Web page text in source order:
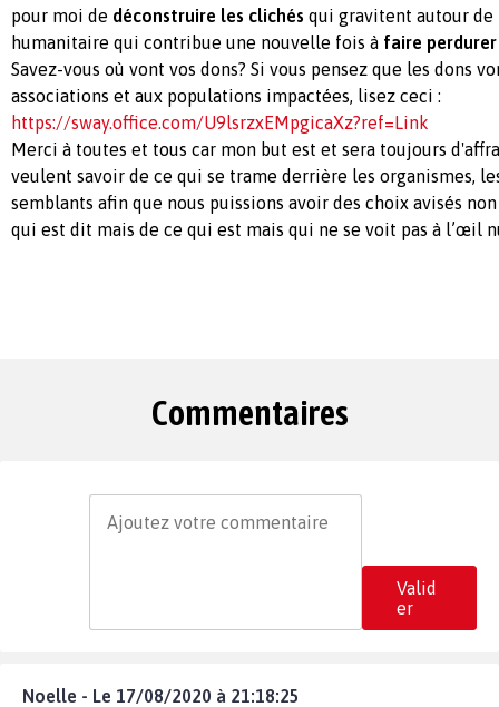
pour moi de déconstruire les clichés qui gravitent autour
humanitaire qui contribue une nouvelle fois à faire
Savez-vous où vont vos dons? Si vous pensez que les dons
associations et aux populations impactées, lisez ceci :
https://sway.office.com/U9lsrzxEMpgicaXz?ref=Link
Merci à toutes et tous car mon but est et sera toujours
veulent savoir de ce qui se trame derrière les organismes,
semblants afin que nous puissions avoir des choix avisés
qui est dit mais de ce qui est mais qui ne se voit pas à l’œil
Commentaires
Valid
er
Noelle - Le 17/08/2020 à 21:18:25